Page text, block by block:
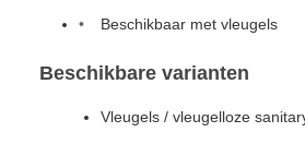
Beschikbaar met vleugels
Beschikbare varianten
Vleugels / vleugelloze